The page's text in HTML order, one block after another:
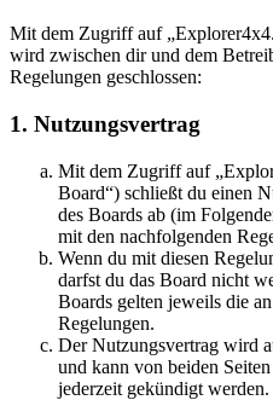
Mit dem Zugriff auf
wird zwischen dir und dem
Regelungen geschlossen:
1. Nutzungsvertrag
Mit dem Zugriff auf
Board“) schließt du einen
des Boards ab (im
mit den nachfolgenden
Wenn du mit diesen
darfst du das Board nicht
Boards gelten jeweils die
Regelungen.
Der Nutzungsvertrag wird
und kann von beiden
jederzeit gekündigt werden.